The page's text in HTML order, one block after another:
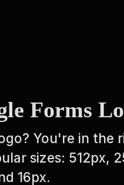
Forms
You're in the
sizes: 512px,
16px.